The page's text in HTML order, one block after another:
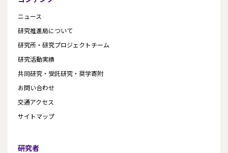
ニュース
研究推進局について
研究所・研究プロジェクトチーム
研究活動実績
共同研究・受託研究・奨学寄附
お問い合わせ
交通アクセス
サイトマップ
研究者